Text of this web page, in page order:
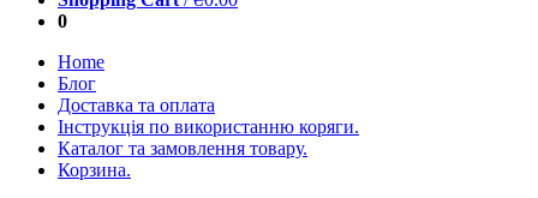
0
Home
Блог
Доставка та оплата
Інструкція по використанню коряги.
Каталог та замовлення товару.
Корзина.